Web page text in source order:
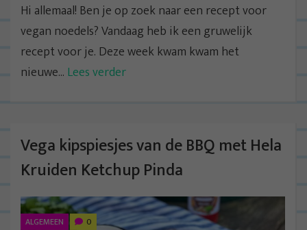
Hi allemaal! Ben je op zoek naar een recept voor
vegan noedels? Vandaag heb ik een gruwelijk
recept voor je. Deze week kwam kwam het
nieuwe... Lees verder
Vega kipspiesjes van de BBQ met Hela
Kruiden Ketchup Pinda
ALGEMEEN 0